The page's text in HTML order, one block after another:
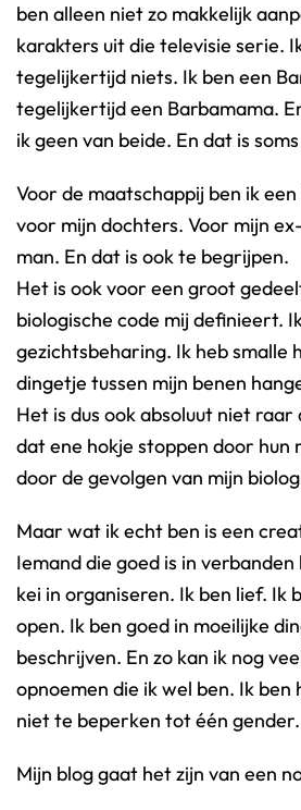
ben alleen niet zo makkelijk
karakters uit die televisie serie.
tegelijkertijd niets. Ik ben een
tegelijkertijd een Barbamama.
ik geen van beide. En dat is
Voor de maatschappij ben ik
voor mijn dochters. Voor mijn
man. En dat is ook te begrijpen.
Het is ook voor een groot
biologische code mij definieert.
gezichtsbeharing. Ik heb smalle
dingetje tussen mijn benen
Het is dus ook absoluut niet raar
dat ene hokje stoppen door
door de gevolgen van mijn
Maar wat ik echt ben is een
Iemand die goed is in
kei in organiseren. Ik ben lief. Ik
open. Ik ben goed in moeilijke
beschrijven. En zo kan ik nog
opnoemen die ik wel ben. Ik ben
niet te beperken tot één gender.
Mijn blog gaat het zijn van een